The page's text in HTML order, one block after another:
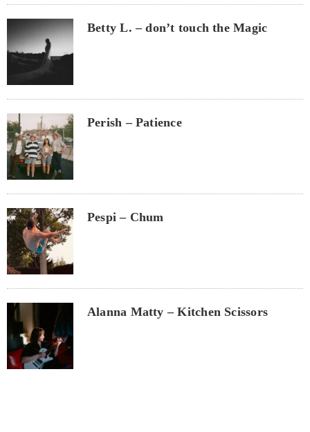
Betty L. – don’t touch the Magic
Perish – Patience
Pespi – Chum
Alanna Matty – Kitchen Scissors